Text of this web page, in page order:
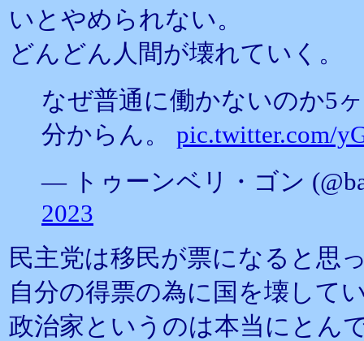
いとやめられない。
どんどん人間が壊れていく。
なぜ普通に働かないのか5
分からん。 pic.twitter.com/
— トゥーンベリ・ゴン
2023
民主党は移民が票になると思
自分の得票の為に国を壊して
政治家というのは本当にとん